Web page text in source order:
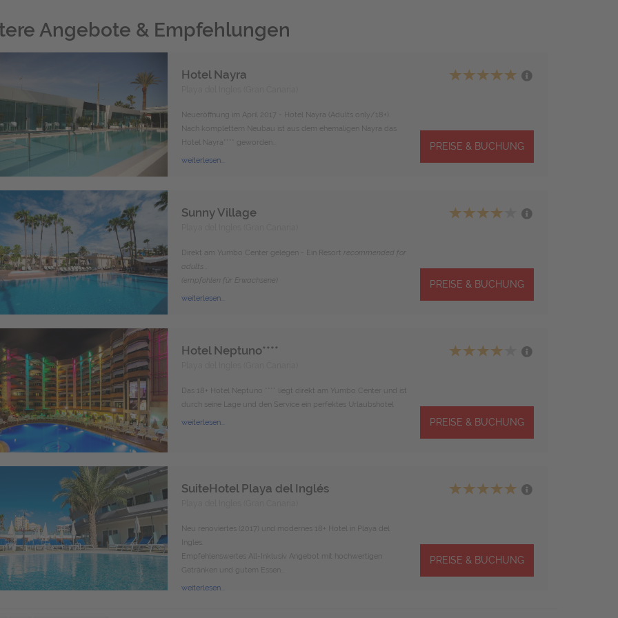
Angebote & Empfehlungen
Hotel Nayra
Neueröffnung im April 2017 - Hotel Nayra (Adults only/18+).
Nach komplettem Neubau ist aus dem ehemaligen Nayra das
Hotel Nayra**** geworden...
weiterlesen...
PREISE & BUCHUNG
Sunny Village
Direkt am Yumbo Center gelegen - Ein Resort recommended for
adults...
(empfohlen für Erwachsene)
weiterlesen...
PREISE & BUCHUNG
Hotel Neptuno****
Das 18+ Hotel Neptuno **** liegt direkt am Yumbo Center und ist
durch seine Lage und den Service ein perfektes Urlaubshotel
weiterlesen...
PREISE & BUCHUNG
SuiteHotel Playa del Inglés
Neu renoviertes (2017) und modernes 18+ Hotel in Playa del
Ingles.
Empfehlenswertes All-Inklusiv Angebot mit hochwertigen
Getränken und gutem Essen...
weiterlesen...
PREISE & BUCHUNG